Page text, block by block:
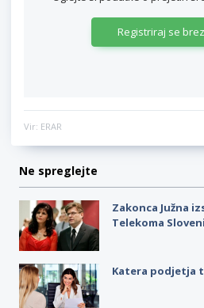
Registriraj se
Vir: ERAR
Ne spreglejte
Zakonca Južna
Telekoma
Katera podjetja